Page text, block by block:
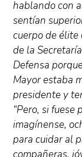
hablando con
sentían
cuerpo de élite
de la
Defensa
Mayor estaba
presidente y
“Pero, si fuese
imagínense,
para cuidar al
compañeras,